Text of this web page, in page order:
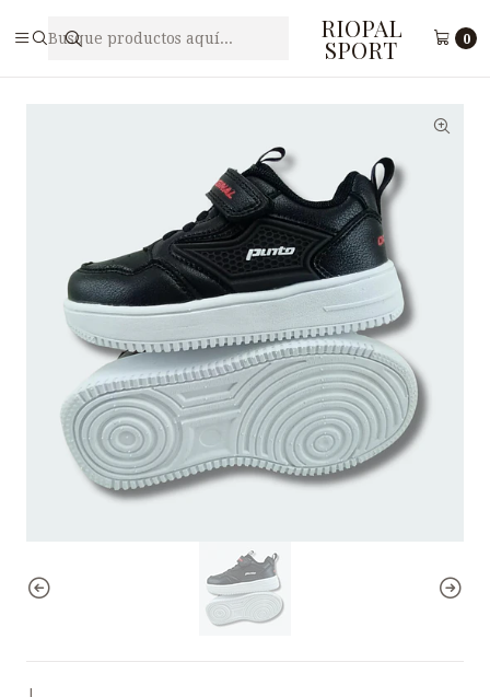
RIOPAL
SPORT 0
Zapatilla Deportiva Juvenil PUNTO V 24605BM9